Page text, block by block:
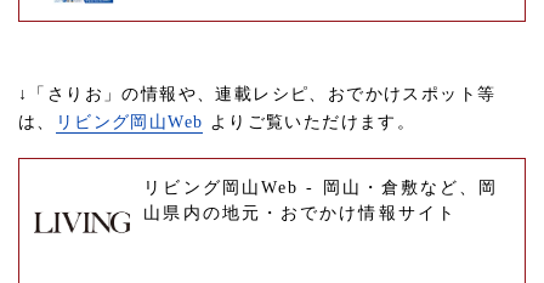
↓「さりお」の情報や、連載レシピ、おでかけスポット等
は、
リビング岡山Web よりご覧いただけます。
リビング岡山Web - 岡山・倉敷など、岡
山県内の地元・おでかけ情報サイト